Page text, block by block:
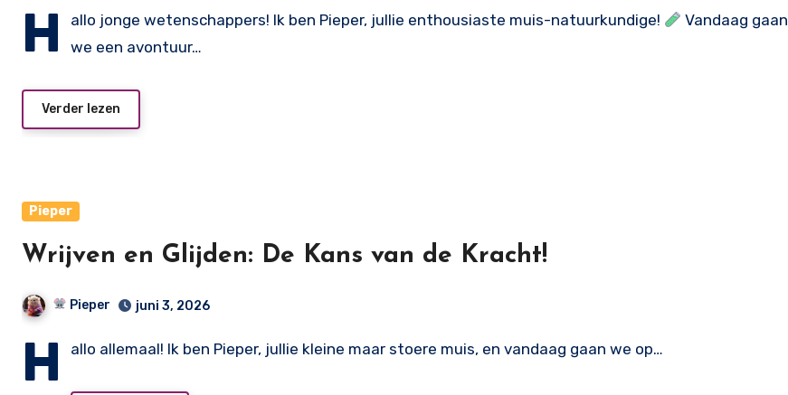
H allo jonge wetenschappers! Ik ben Pieper, jullie enthousiaste muis-natuurkundige!
Vandaag gaan
we een avontuur…
Verder lezen
Pieper
Wrijven en Glijden: De Kans van de Kracht!
Pieper juni 3, 2026
H allo allemaal! Ik ben Pieper, jullie kleine maar stoere muis, en vandaag gaan we op…